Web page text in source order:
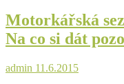
poklad
Motorkářská
Na co si dát
admin 11.6.2015